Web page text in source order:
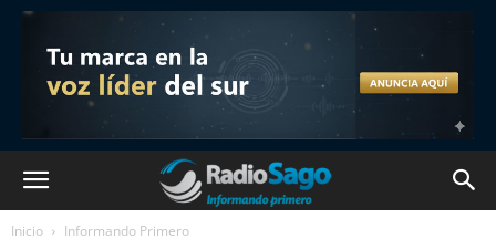
Inicio Informando Primero